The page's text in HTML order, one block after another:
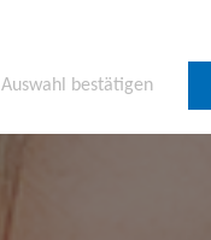
Auswahl bestätigen